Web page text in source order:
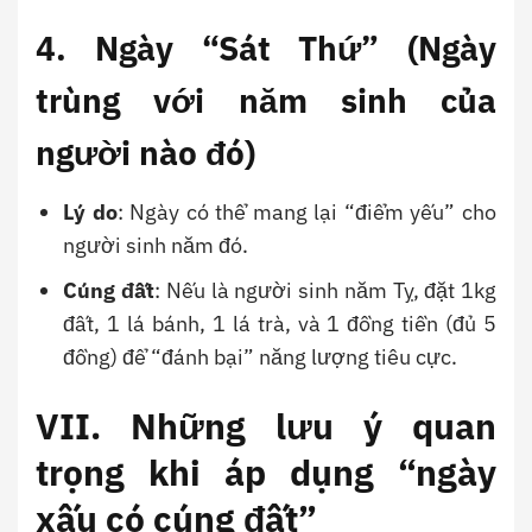
4. Ngày “Sát Thứ” (Ngày
trùng với năm sinh của
người nào đó)
Lý do: Ngày có thể mang lại “điểm yếu” cho
người sinh năm đó.
Cúng đất: Nếu là người sinh năm Tỵ, đặt 1kg
đất, 1 lá bánh, 1 lá trà, và 1 đồng tiền (đủ 5
đồng) để “đánh bại” năng lượng tiêu cực.
VII. Những lưu ý quan
trọng khi áp dụng “ngày
xấu có cúng đất”